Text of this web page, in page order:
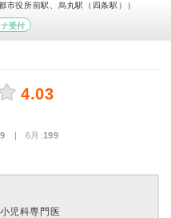
市役所前駅、烏丸駅（四条駅））
受付
4.03
| 6月:199
児科専門医